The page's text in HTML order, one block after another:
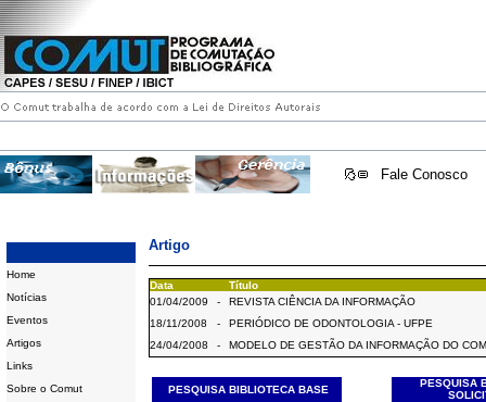
Fale Conosco
Home
Notícias
Eventos
Artigos
Links
Sobre o Comut
Artigo
Data
Título
01/04/2009
-
REVISTA CIÊNCIA DA INFORMAÇÃO
18/11/2008
-
PERIÓDICO DE ODONTOLOGIA - UFPE
24/04/2008
- MODELO DE GESTÃO DA INFORMAÇÃO DO
PESQUISA BIBLIOTECA BASE
PESQUISA